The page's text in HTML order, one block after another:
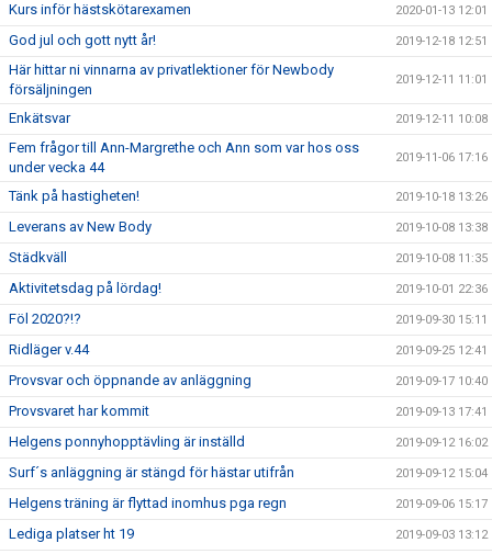
Kurs inför hästskötarexamen 2020-01-13 12:01
God jul och gott nytt år! 2019-12-18 12:51
Här hittar ni vinnarna av privatlektioner för Newbody
försäljningen
2019-12-11 11:01
Enkätsvar 2019-12-11 10:08
Fem frågor till Ann-Margrethe och Ann som var hos oss
under vecka 44
2019-11-06 17:16
Tänk på hastigheten! 2019-10-18 13:26
Leverans av New Body 2019-10-08 13:38
Städkväll 2019-10-08 11:35
Aktivitetsdag på lördag! 2019-10-01 22:36
Föl 2020?!? 2019-09-30 15:11
Ridläger v.44 2019-09-25 12:41
Provsvar och öppnande av anläggning 2019-09-17 10:40
Provsvaret har kommit 2019-09-13 17:41
Helgens ponnyhopptävling är inställd 2019-09-12 16:02
Surf´s anläggning är stängd för hästar utifrån 2019-09-12 15:04
Helgens träning är flyttad inomhus pga regn 2019-09-06 15:17
Lediga platser ht 19 2019-09-03 13:12